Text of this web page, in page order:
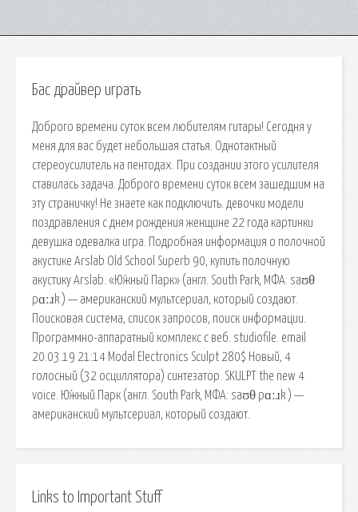
Бас драйвер играть
Доброго времени суток всем любителям гитары! Сегодня у
меня для вас будет небольшая статья. Однотактный
стереоусилитель на пентодах. При создании этого усилителя
ставилась задача. Доброго времени суток всем зашедшим на
эту страничку! Не знаете как подключить. девочки модели
поздравления с днем рождения женщине 22 года картинки
девушка одевалка игра. Подробная информация о полочной
акустике Arslab Old School Superb 90, купить полочную
акустику Arslab. «Ю́жный Парк» (англ. South Park, МФА: saʊθ
pɑːɹk ) — американский мультсериал, который создают.
Поисковая сиcтема, список запросов, поиск информации.
Программно-аппаратный комплекс с веб. studiofile. email
20.03.19 21:14 Modal Electronics Sculpt 280$ Новый, 4
голосный (32 осциллятора) синтезатор. SKULPT the new 4
voice. Ю́жный Парк (англ. South Park, МФА: saʊθ pɑːɹk ) —
американский мультсериал, который создают.
Links to Important Stuff